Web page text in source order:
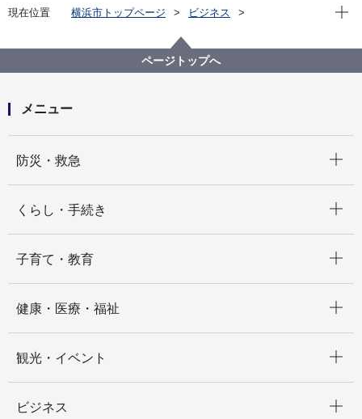
現在位置 横浜市トップページ
ビジネス
リサイクル法関連
建設リサイクル法の要点
現在
ページトップへ
メニュー
防災・救急
くらし・手続き
子育て・教育
健康・医療・福祉
観光・イベント
ビジネス